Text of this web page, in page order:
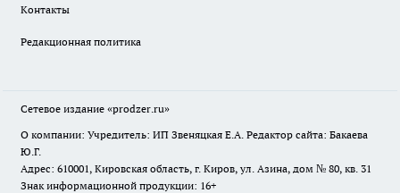
Контакты
Редакционная политика
Сетевое издание «prodzer.ru»
О компании: Учредитель: ИП Звеняцкая Е.А. Редактор сайта: Бакаева
Ю.Г.
Адрес: 610001, Кировская область, г. Киров, ул. Азина, дом № 80, кв. 31
Знак информационной продукции: 16+